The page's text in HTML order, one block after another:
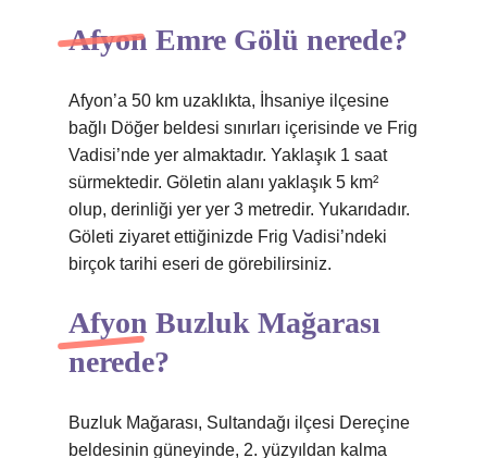
Afyon Emre Gölü nerede?
Afyon’a 50 km uzaklıkta, İhsaniye ilçesine
bağlı Döğer beldesi sınırları içerisinde ve Frig
Vadisi’nde yer almaktadır. Yaklaşık 1 saat
sürmektedir. Göletin alanı yaklaşık 5 km²
olup, derinliği yer yer 3 metredir. Yukarıdadır.
Göleti ziyaret ettiğinizde Frig Vadisi’ndeki
birçok tarihi eseri de görebilirsiniz.
Afyon Buzluk Mağarası
nerede?
Buzluk Mağarası, Sultandağı ilçesi Dereçine
beldesinin güneyinde, 2. yüzyıldan kalma